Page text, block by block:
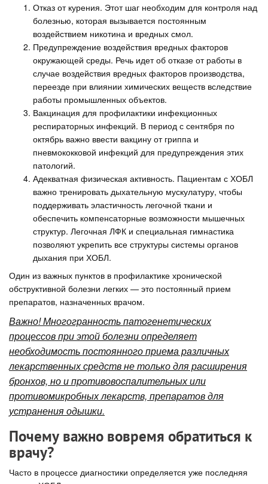
Отказ от курения. Этот шаг необходим для контроля над
болезнью, которая вызывается постоянным
воздействием никотина и вредных смол.
Предупреждение воздействия вредных факторов
окружающей среды. Речь идет об отказе от работы в
случае воздействия вредных факторов производства,
переезде при влиянии химических веществ вследствие
работы промышленных объектов.
Вакцинация для профилактики инфекционных
респираторных инфекций. В период с сентября по
октябрь важно ввести вакцину от гриппа и
пневмококковой инфекций для предупреждения этих
патологий.
Адекватная физическая активность. Пациентам с ХОБЛ
важно тренировать дыхательную мускулатуру, чтобы
поддерживать эластичность легочной ткани и
обеспечить компенсаторные возможности мышечных
структур. Легочная ЛФК и специальная гимнастика
позволяют укрепить все структуры системы органов
дыхания при ХОБЛ.
Один из важных пунктов в профилактике хронической
обструктивной болезни легких — это постоянный прием
препаратов, назначенных врачом.
Важно! Многогранность патогенетических
процессов при этой болезни определяет
необходимость постоянного приема различных
лекарственных средств не только для расширения
бронхов, но и противовоспалительных или
противомикробных лекарств, препаратов для
устранения одышки.
Почему важно вовремя обратиться к
врачу?
Часто в процессе диагностики определяется уже последняя